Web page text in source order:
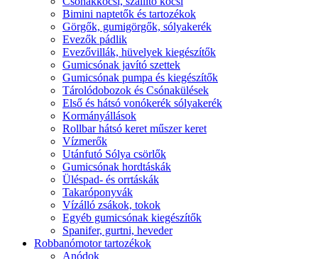
Bimini naptetők és tartozékok
Görgők, gumigörgők, sólyakerék
Evezők pádlik
Evezővillák, hüvelyek kiegészítők
Gumicsónak javító szettek
Gumicsónak pumpa és kiegészítők
Tárolódobozok és Csónakülések
Első és hátsó vonókerék sólyakerék
Kormányállások
Rollbar hátsó keret műszer keret
Vízmerők
Utánfutó Sólya csörlők
Gumicsónak hordtáskák
Üléspad- és orrtáskák
Takaróponyvák
Vízálló zsákok, tokok
Egyéb gumicsónak kiegészítők
Spanifer, gurtni, heveder
Robbanómotor tartozékok
Anódok